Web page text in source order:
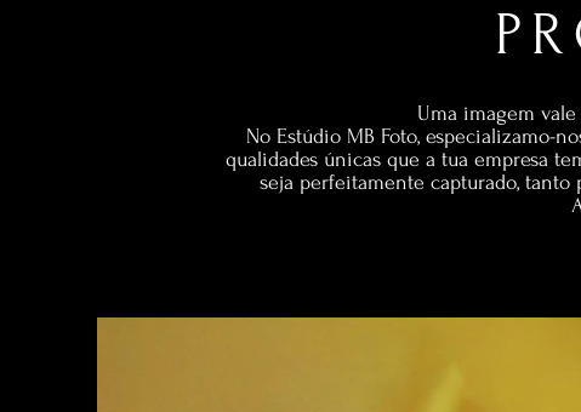
Uma imagem
No Estúdio MB Foto, especializamo-
qualidades únicas que a tua empresa
seja perfeitamente capturado, tanto